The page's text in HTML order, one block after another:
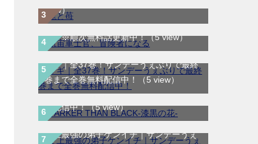
view）
航宙軍士官、冒険者になる｜最新刊第6
巻！第5巻まで無料で読めるマンガアプ
リ！※順次無料話更新中！（5 view）
マギ｜全37巻！サンデーうぇぶりで最終
巻まで全巻無料配信中！
（5 view）
DARKER THAN BLACK-漆黒の花-｜全4
巻完結！マンガUP!で最終巻まで全巻無
料配信中！（5 view）
史上最強の弟子ケンイチ｜サンデーうぇ